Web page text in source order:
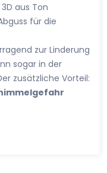
aus Ton
für die
zur Linderung
sogar in der
zusätzliche Vorteil: